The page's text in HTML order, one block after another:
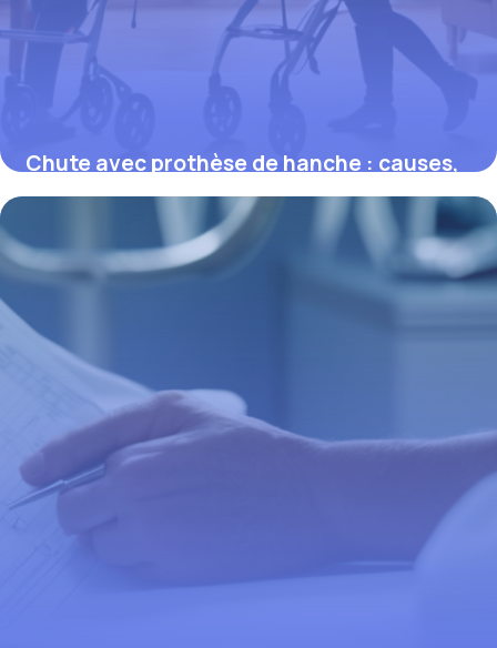
Chute avec prothèse de hanche : causes,
prévention et conseils essentiels